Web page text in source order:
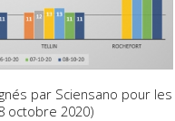
par Sciensano pour les
octobre 2020)